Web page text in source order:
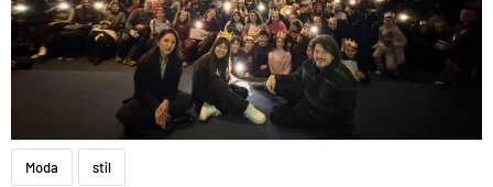
Moda stil